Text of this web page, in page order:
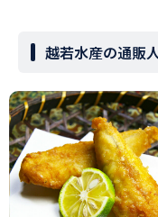
越若水産の通販